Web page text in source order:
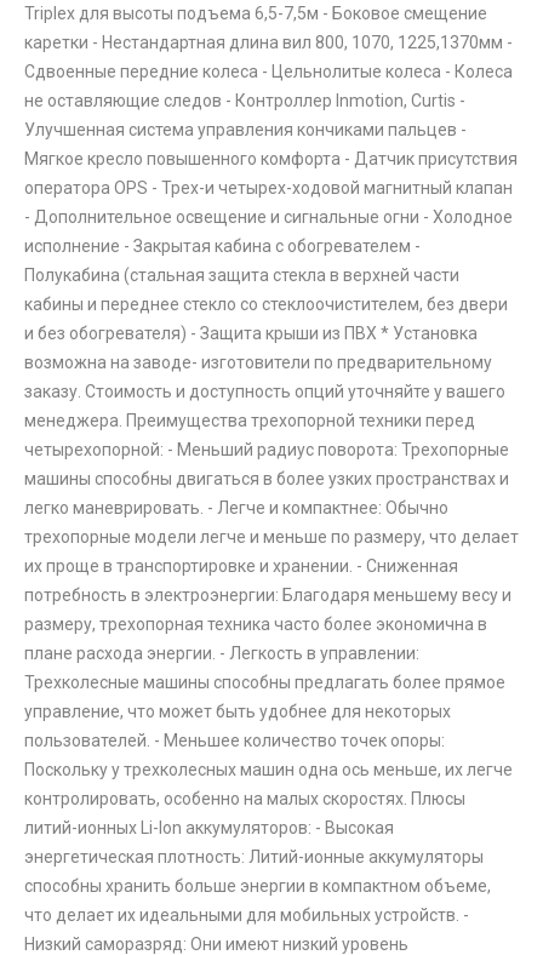
Triplex для высоты подъема 6,5-7,5м - Боковое смещение
каретки - Нестандартная длина вил 800, 1070, 1225,1370мм -
Сдвоенные передние колеса - Цельнолитые колеса - Колеса
не оставляющие следов - Контроллер Inmotion, Curtis -
Улучшенная система управления кончиками пальцев -
Мягкое кресло повышенного комфорта - Датчик присутствия
оператора OPS - Трех-и четырех-ходовой магнитный клапан
- Дополнительное освещение и сигнальные огни - Холодное
исполнение - Закрытая кабина с обогревателем -
Полукабина (стальная защита стекла в верхней части
кабины и переднее стекло со стеклоочистителем, без двери
и без обогревателя) - Защита крыши из ПВХ * Установка
возможна на заводе- изготовители по предварительному
заказу. Стоимость и доступность опций уточняйте у вашего
менеджера. Преимущества трехопорной техники перед
четырехопорной: - Меньший радиус поворота: Трехопорные
машины способны двигаться в более узких пространствах и
легко маневрировать. - Легче и компактнее: Обычно
трехопорные модели легче и меньше по размеру, что делает
их проще в транспортировке и хранении. - Сниженная
потребность в электроэнергии: Благодаря меньшему весу и
размеру, трехопорная техника часто более экономична в
плане расхода энергии. - Легкость в управлении:
Трехколесные машины способны предлагать более прямое
управление, что может быть удобнее для некоторых
пользователей. - Меньшее количество точек опоры:
Поскольку у трехколесных машин одна ось меньше, их легче
контролировать, особенно на малых скоростях. Плюсы
литий-ионных Li-Ion аккумуляторов: - Высокая
энергетическая плотность: Литий-ионные аккумуляторы
способны хранить больше энергии в компактном объеме,
что делает их идеальными для мобильных устройств. -
Низкий саморазряд: Они имеют низкий уровень